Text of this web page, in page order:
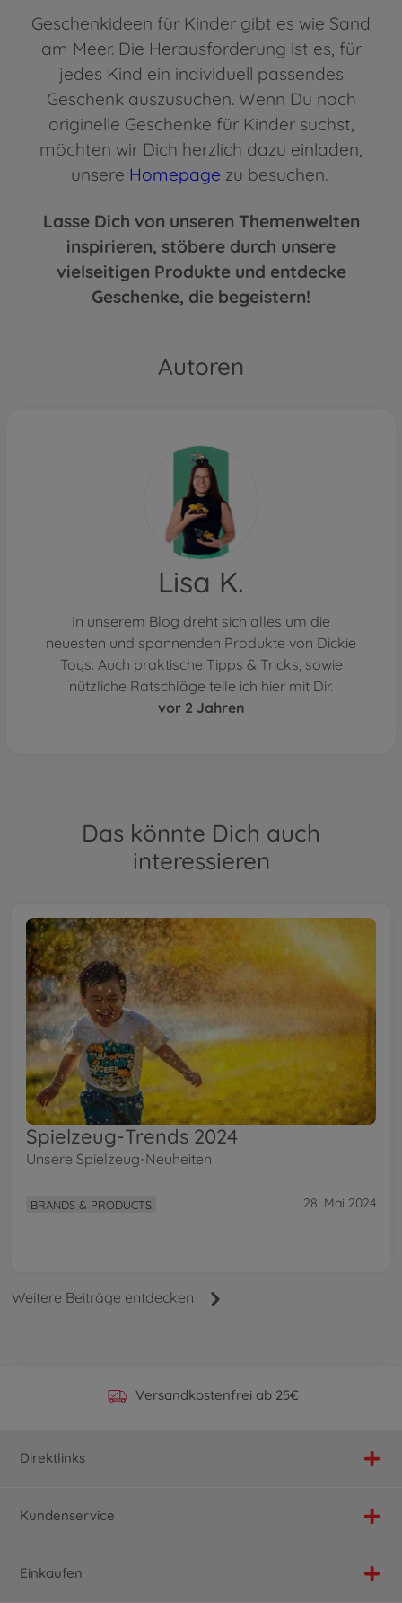
Geschenkideen für Kinder gibt es wie Sand
am Meer. Die Herausforderung ist es, für
jedes Kind ein individuell passendes
Geschenk auszusuchen. Wenn Du noch
originelle Geschenke für Kinder suchst,
möchten wir Dich herzlich dazu einladen,
unsere Homepage zu besuchen.
Lasse Dich von unseren Themenwelten
inspirieren, stöbere durch unsere
vielseitigen Produkte und entdecke
Geschenke, die begeistern!
Autoren
Lisa K.
In unserem Blog dreht sich alles um die
neuesten und spannenden Produkte von Dickie
Toys. Auch praktische Tipps & Tricks, sowie
nützliche Ratschläge teile ich hier mit Dir.
vor 2 Jahren
Das könnte Dich auch
interessieren
Spielzeug-Trends 2024
Unsere Spielzeug-Neuheiten
BRANDS & PRODUCTS 28. Mai 2024
Weitere Beiträge entdecken
Offizieller Hersteller Shop
Persönlicher Service
Versandkostenfrei ab 25€
Schnelle Lieferung
Direktlinks
Kundenservice
Einkaufen